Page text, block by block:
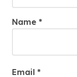
Name *
Email *